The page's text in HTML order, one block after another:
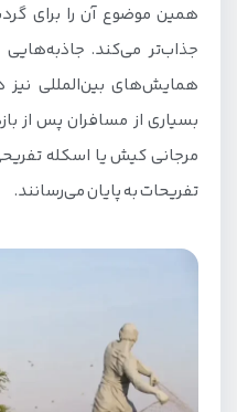
همین موضوع آن را برای
جذاب‌تر می‌کند.
همایش‌های بین‌المللی نیز
بسیاری از مسافران پس از
مرجانی کیش یا اسکله
تفریحات به پایان می‌رسانند.